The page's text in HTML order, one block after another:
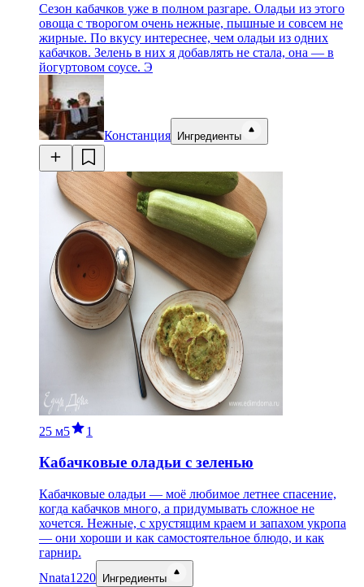
Сезон кабачков уже в полном разгаре. Оладьи из этого
овоща с творогом очень нежные, пышные и совсем не
жирные. По вкусу интереснее, чем оладьи из одних
кабачков. Зелень в них я добавлять не стала, она — в
йогуртовом соусе. Э
Констанция Ингредиенты
25 м5 1
Кабачковые оладьи с зеленью
Кабачковые оладьи — моё любимое летнее спасение,
когда кабачков много, а придумывать сложное не
хочется. Нежные, с хрустящим краем и запахом укропа
— они хороши и как самостоятельное блюдо, и как
гарнир.
Nnata1220 Ингредиенты